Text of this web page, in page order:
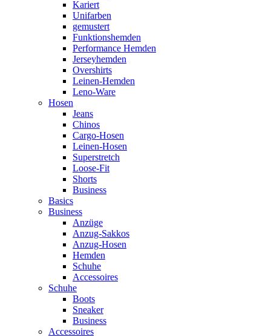
Kariert
Unifarben
gemustert
Funktionshemden
Performance Hemden
Jerseyhemden
Overshirts
Leinen-Hemden
Leno-Ware
Hosen
Jeans
Chinos
Cargo-Hosen
Leinen-Hosen
Superstretch
Loose-Fit
Shorts
Business
Basics
Business
Anzüge
Anzug-Sakkos
Anzug-Hosen
Hemden
Schuhe
Accessoires
Schuhe
Boots
Sneaker
Business
Accessoires